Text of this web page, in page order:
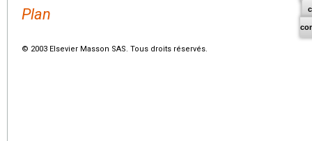
Plan
© 2003 Elsevier Masson SAS. Tous droits réservés.